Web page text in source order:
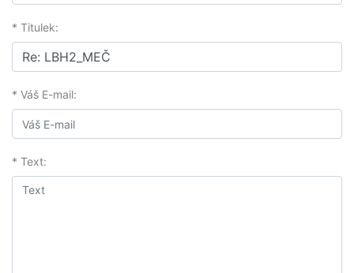
* Titulek:
* Váš E-mail:
* Text: